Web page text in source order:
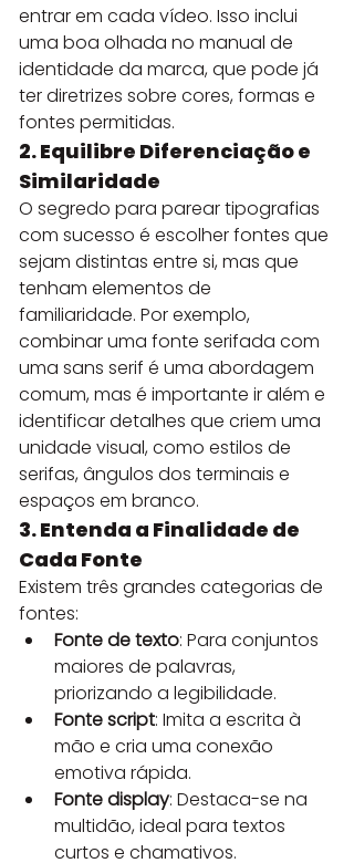
entrar em cada vídeo. Isso inclui
uma boa olhada no manual de
identidade da marca, que pode já
ter diretrizes sobre cores, formas e
fontes permitidas.
2. Equilibre Diferenciação e
Similaridade
O segredo para parear tipografias
com sucesso é escolher fontes que
sejam distintas entre si, mas que
tenham elementos de
familiaridade. Por exemplo,
combinar uma fonte serifada com
uma sans serif é uma abordagem
comum, mas é importante ir além e
identificar detalhes que criem uma
unidade visual, como estilos de
serifas, ângulos dos terminais e
espaços em branco.
3. Entenda a Finalidade de
Cada Fonte
Existem três grandes categorias de
fontes:
Fonte de texto: Para conjuntos
maiores de palavras,
priorizando a legibilidade.
Fonte script: Imita a escrita à
mão e cria uma conexão
emotiva rápida.
Fonte display: Destaca-se na
multidão, ideal para textos
curtos e chamativos.